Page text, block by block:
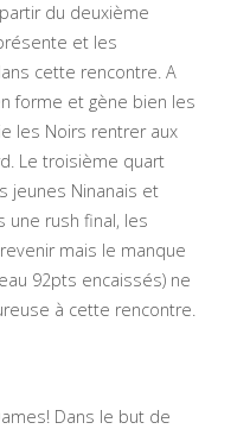
du deuxième
et les
cette rencontre. A
forme et gène bien les
les Noirs rentrer aux
Le troisième quart
jeunes Ninanais et
une rush final, les
mais le manque
92pts encaissés) ne
à cette rencontre.
Dans le but de